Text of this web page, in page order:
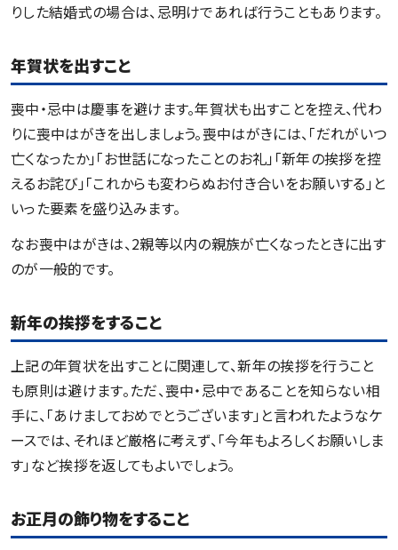
りした結婚式の場合は、忌明けであれば行うこともあります。
年賀状を出すこと
喪中・忌中は慶事を避けます。年賀状も出すことを控え、代わ
りに喪中はがきを出しましょう。喪中はがきには、「だれがいつ
亡くなったか」「お世話になったことのお礼」「新年の挨拶を控
えるお詫び」「これからも変わらぬお付き合いをお願いする」と
いった要素を盛り込みます。
なお喪中はがきは、2親等以内の親族が亡くなったときに出す
のが一般的です。
新年の挨拶をすること
上記の年賀状を出すことに関連して、新年の挨拶を行うこと
も原則は避けます。ただ、喪中・忌中であることを知らない相
手に、「あけましておめでとうございます」と言われたようなケ
ースでは、それほど厳格に考えず、「今年もよろしくお願いしま
す」など挨拶を返してもよいでしょう。
お正月の飾り物をすること